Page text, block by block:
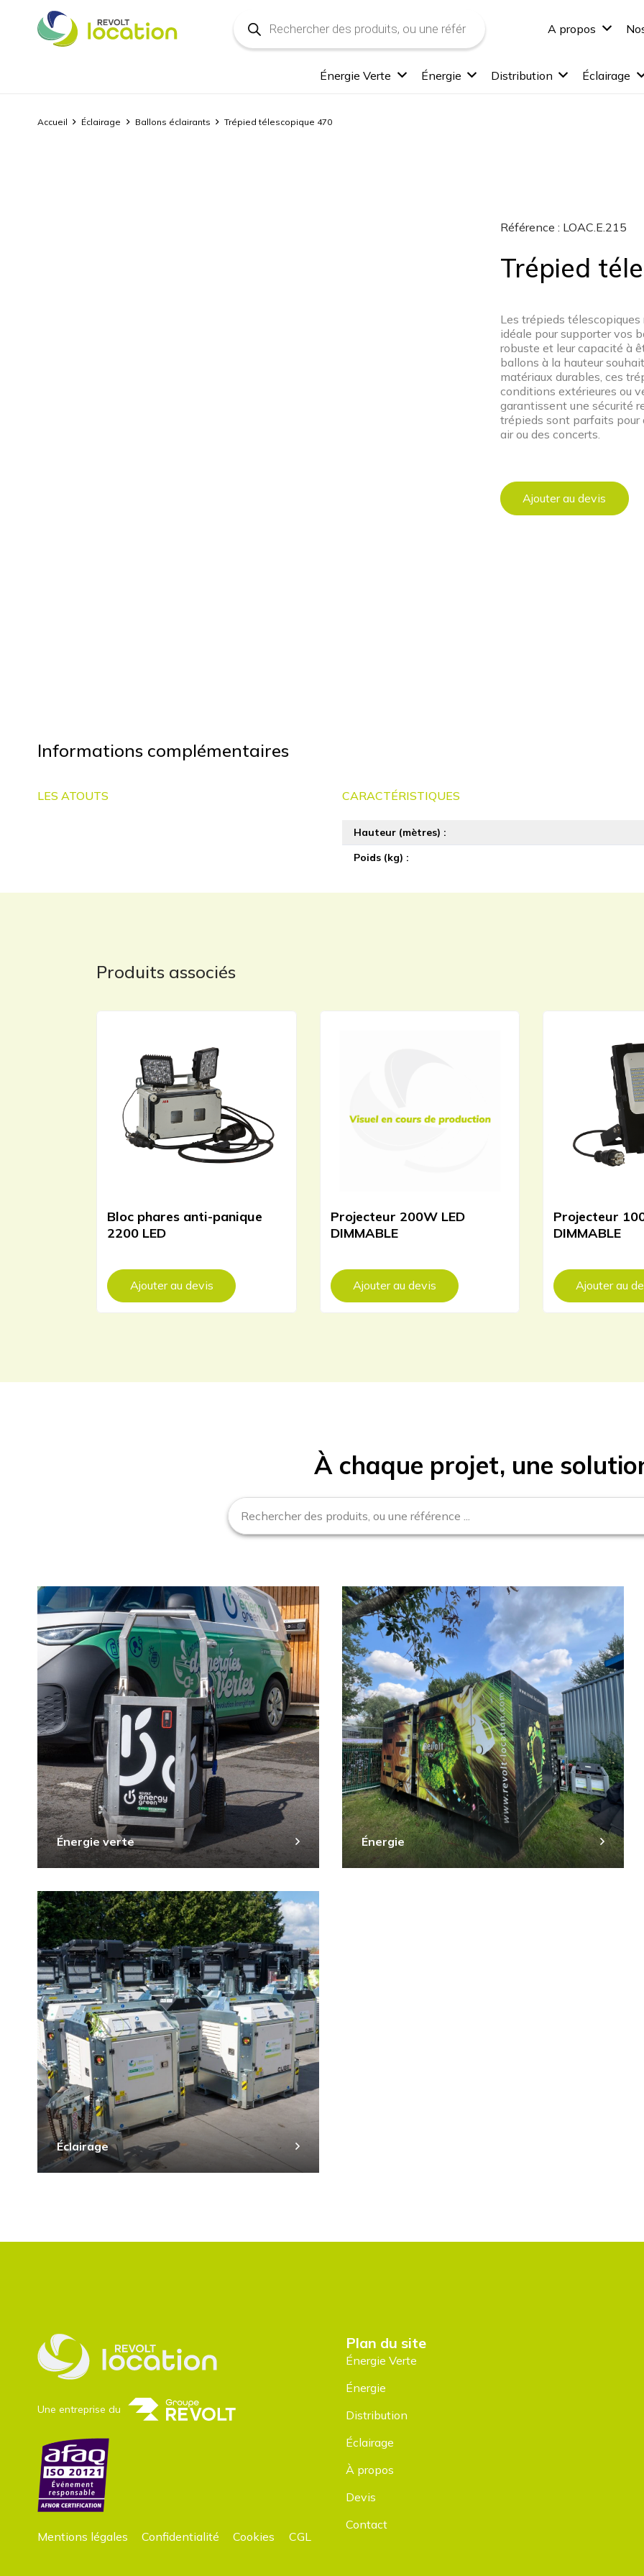
produits
A propos
Énergie Verte Énergie Distribution Éclairage
Accueil Éclairage Ballons éclairants Trépied télescopique 470
Référence : LOAC.E.215
Trépied
Les trépieds
idéale pour supporter vos
robuste et leur capacité à
ballons à la hauteur
matériaux durables, ces
conditions extérieures ou
garantissent une sécurité
trépieds sont parfaits pour
air ou des concerts.
Ajouter au devis
Informations complémentaires
LES ATOUTS CARACTÉRISTIQUES
Hauteur (mètres)
Poids (kg)
Produits associés
Bloc phares anti-panique
2200 LED
Ajouter au devis
Projecteur 200W LED
DIMMABLE
Ajouter au devis
Projecteur
DIMMABLE
Ajouter au
À chaque projet, une
Énergie verte Énergie
Éclairage
Une entreprise du
Mentions légales Confidentialité Cookies CGL
Plan du site
Énergie Verte
Énergie
Distribution
Éclairage
À propos
Devis
Contact